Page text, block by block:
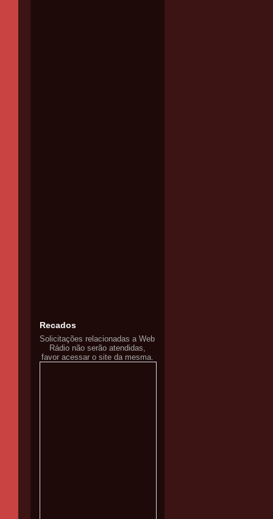
Recados
Solicitações relacionadas a Web
Rádio não serão atendidas,
favor acessar o site da mesma.